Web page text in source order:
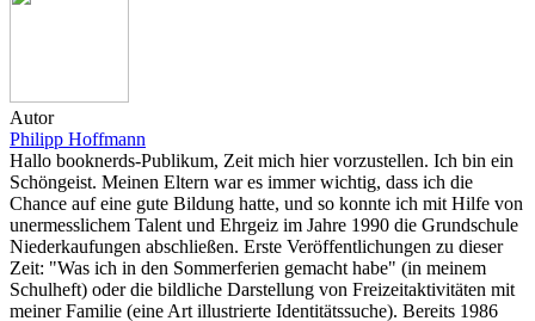
Autor
Philipp Hoffmann
Hallo booknerds-Publikum, Zeit mich hier vorzustellen. Ich bin ein
Schöngeist. Meinen Eltern war es immer wichtig, dass ich die
Chance auf eine gute Bildung hatte, und so konnte ich mit Hilfe von
unermesslichem Talent und Ehrgeiz im Jahre 1990 die Grundschule
Niederkaufungen abschließen. Erste Veröffentlichungen zu dieser
Zeit: "Was ich in den Sommerferien gemacht habe" (in meinem
Schulheft) oder die bildliche Darstellung von Freizeitaktivitäten mit
meiner Familie (eine Art illustrierte Identitätssuche). Bereits 1986